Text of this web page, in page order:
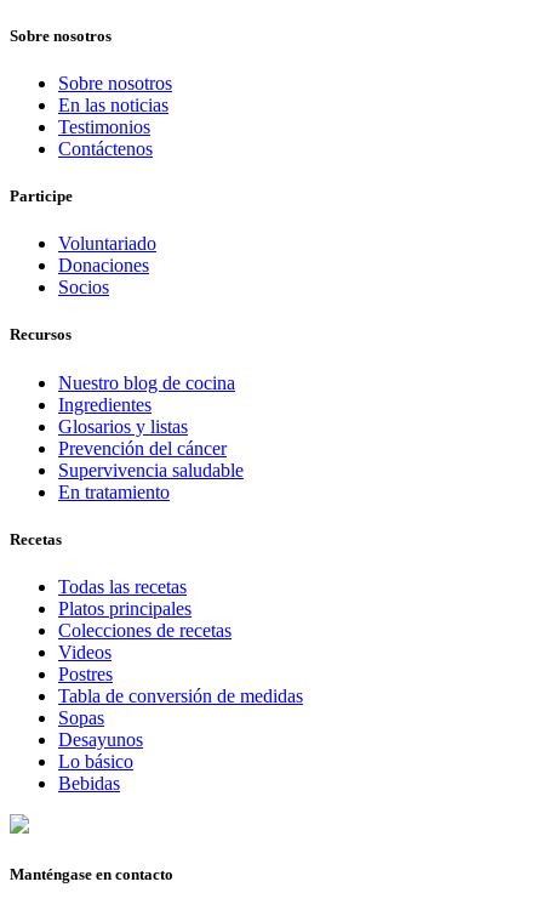
Sobre nosotros
Sobre nosotros
En las noticias
Testimonios
Contáctenos
Participe
Voluntariado
Donaciones
Socios
Recursos
Nuestro blog de cocina
Ingredientes
Glosarios y listas
Prevención del cáncer
Supervivencia saludable
En tratamiento
Recetas
Todas las recetas
Platos principales
Colecciones de recetas
Videos
Postres
Tabla de conversión de medidas
Sopas
Desayunos
Lo básico
Bebidas
Manténgase en contacto